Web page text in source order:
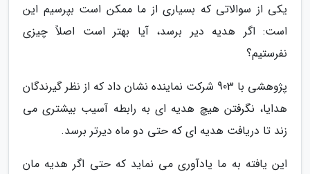
یکی از سوالاتی که بسیاری از ما ممکن است بپرسیم این
است: اگر هدیه دیر برسد، آیا بهتر است اصلاً چیزی
نفرستیم؟
پژوهشی با 903 شرکت نماینده نشان داد که از نظر گیرندگان
هدایا، نگرفتن هیچ هدیه ای به رابطه آسیب بیشتری می
زند تا دریافت هدیه ای که حتی دو ماه دیرتر برسد.
این یافته به ما یادآوری می نماید که حتی اگر هدیه مان